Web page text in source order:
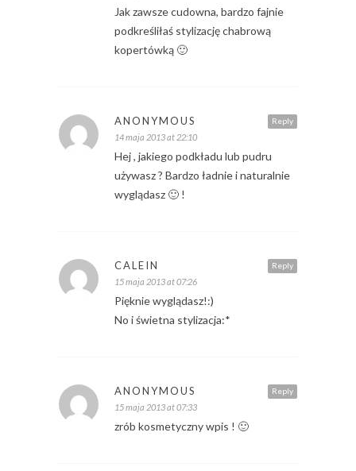
Jak zawsze cudowna, bardzo fajnie
podkreśliłaś stylizację chabrową
kopertówką 🙂
Reply
ANONYMOUS
14 maja 2013 at 22:10
Hej , jakiego podkładu lub pudru
używasz ? Bardzo ładnie i naturalnie
wyglądasz 🙂 !
Reply
CALEIN
15 maja 2013 at 07:26
Pięknie wyglądasz!:)
No i świetna stylizacja:*
Reply
ANONYMOUS
15 maja 2013 at 07:33
zrób kosmetyczny wpis ! 🙂